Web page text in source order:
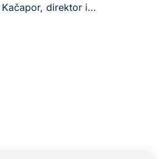
Kačapor, direktor i…